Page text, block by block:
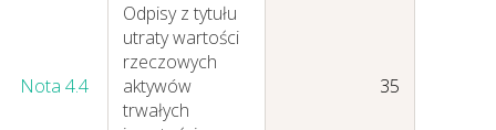
Nota 4.4
Odpisy z tytułu
utraty wartości
rzeczowych
aktywów
trwałych
35